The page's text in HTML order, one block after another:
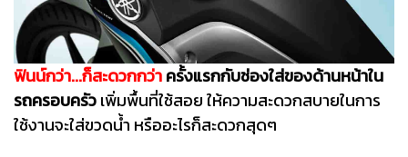
ฟินน์กว่า...ก็สะดวกกว่าครั้งแรกกับช่องใส่ของด้านหน้าใน
รถครอบครัวเพิ่มพื้นที่ใช้สอย ให้ความสะดวกสบายในการ
ใช้งานจะใส่ขวดน้ำ หรืออะไรก็สะดวกสุดๆ